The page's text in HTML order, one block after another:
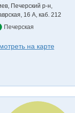
Печерский р-н,
16 А, каб. 212
Печерская
на карте